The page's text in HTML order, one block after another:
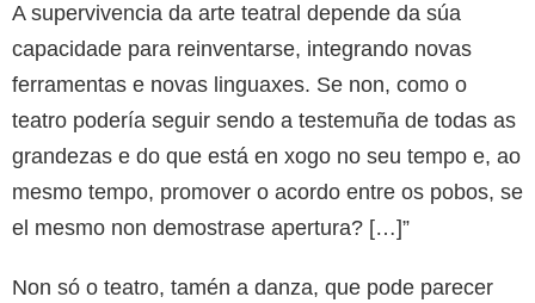
A supervivencia da arte teatral depende da súa
capacidade para reinventarse, integrando novas
ferramentas e novas linguaxes. Se non, como o
teatro podería seguir sendo a testemuña de todas as
grandezas e do que está en xogo no seu tempo e, ao
mesmo tempo, promover o acordo entre os pobos, se
el mesmo non demostrase apertura? […]”
Non só o teatro, tamén a danza, que pode parecer